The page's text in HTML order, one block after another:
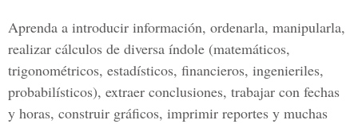
Aprenda a introducir información, ordenarla, manipularla,
realizar cálculos de diversa índole (matemáticos,
trigonométricos, estadísticos, financieros, ingenieriles,
probabilísticos), extraer conclusiones, trabajar con fechas
y horas, construir gráficos, imprimir reportes y muchas